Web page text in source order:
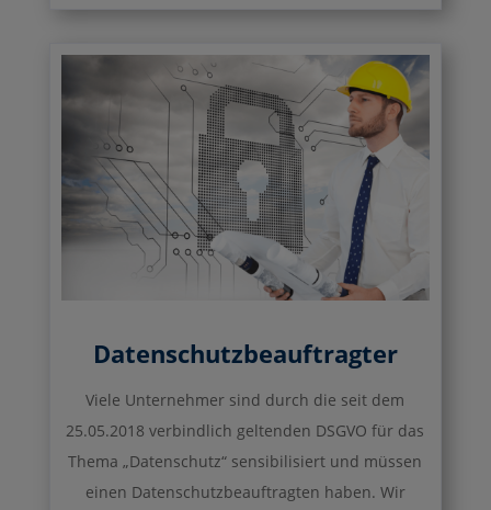
Datenschutzbeauftragter
Viele Unternehmer sind durch die seit dem
25.05.2018 verbindlich geltenden DSGVO für das
Thema „Datenschutz“ sensibilisiert und müssen
einen Datenschutzbeauftragten haben. Wir